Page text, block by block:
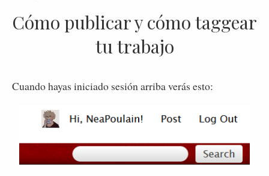
Cómo publicar y cómo taggear
tu trabajo
Cuando hayas iniciado sesión arriba verás esto: